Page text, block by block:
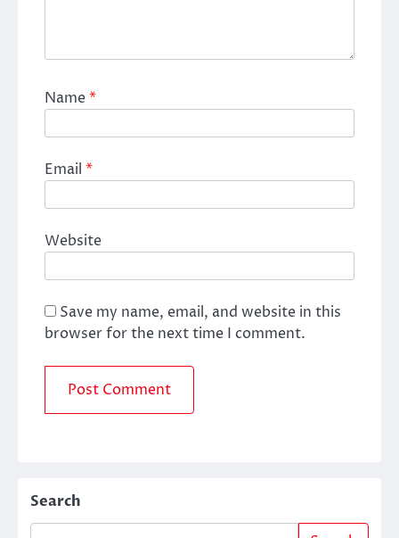
Name*
Email *
Website
Save my name, email, and website in this
browser for the next time I comment.
Search